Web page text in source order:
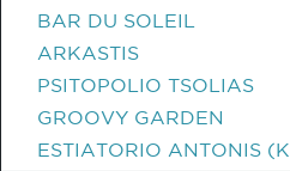
BAR DU SOLEIL
ARKASTIS
PSITOPOLIO TSOLIAS
GROOVY GARDEN
ESTIATORIO ANTONIS